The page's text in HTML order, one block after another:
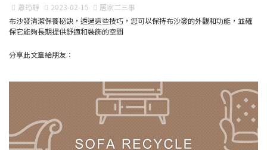
蕭筠靜 2023-02-15
居家二三事
布沙發清潔保養秘訣，透過這些技巧，您可以保持布沙發的外觀和功能，並確
保它能夠長期提供舒適和裝飾的空間
分享此文章給朋友：